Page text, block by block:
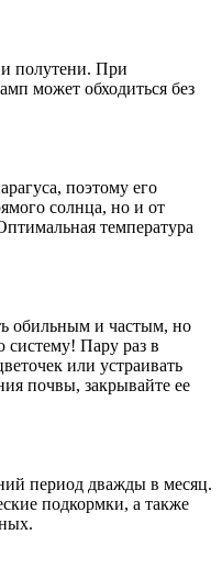
и полутени. При
может обходиться без
поэтому его
солнца, но и от
температура
обильным и частым, но
систему! Пару раз в
или устраивать
почвы, закрывайте ее
период дважды в месяц.
подкормки, а также